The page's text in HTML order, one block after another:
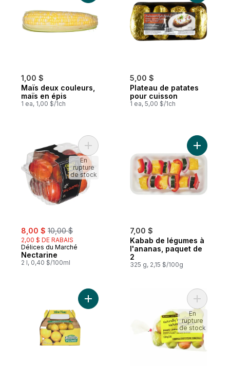
1,00 $
Maïs deux couleurs,
maïs en épis
1 ea, 1,00 $/1ch
5,00 $
Plateau de patates
pour cuisson
1 ea, 5,00 $/1ch
sale:
8,00 $ , formerly:
10,00 $
2,00 $ DE RABAIS
Délices du Marché
Nectarine
2 l, 0,40 $/100ml
Ajouter Nectarine au panier
En
rupture
de stock
7,00 $
Kabab de légumes à
l'ananas, paquet de
2
325 g, 2,15 $/100g
Ajouter
Ajouter Prunes jaunes au panierAjouter
En
rupture
de stock